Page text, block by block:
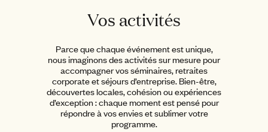
Vos activités
Parce que chaque événement est unique,
nous imaginons des activités sur mesure pour
accompagner vos séminaires, retraites
corporate et séjours d’entreprise. Bien-être,
découvertes locales, cohésion ou expériences
d’exception : chaque moment est pensé pour
répondre à vos envies et sublimer votre
programme.